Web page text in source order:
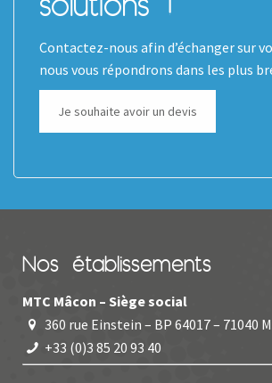
solutions !
Contactez-nous afin d’échanger sur
nous vous répondrons dans les plus
Je souhaite avoir un devis
Nos établissements
MTC Mâcon – Siège social
360 rue Einstein – BP 64017 – 71040
+33 (0)3 85 20 93 40